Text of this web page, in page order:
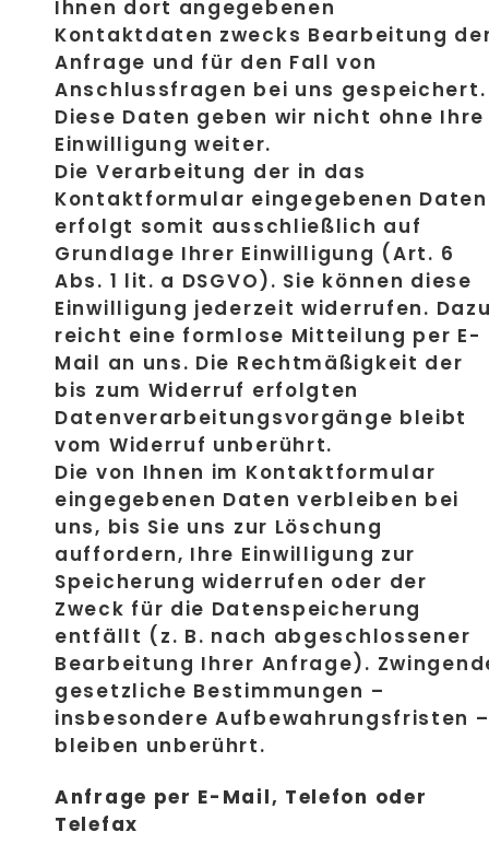
Ihnen dort angegebenen
Kontaktdaten zwecks Bearbeitung
Anfrage und für den Fall von
Anschlussfragen bei uns gespeichert.
Diese Daten geben wir nicht ohne Ihre
Einwilligung weiter.
Die Verarbeitung der in das
Kontaktformular eingegebenen Daten
erfolgt somit ausschließlich auf
Grundlage Ihrer Einwilligung (Art. 6
Abs. 1 lit. a DSGVO). Sie können diese
Einwilligung jederzeit widerrufen.
reicht eine formlose Mitteilung per E-
Mail an uns. Die Rechtmäßigkeit der
bis zum Widerruf erfolgten
Datenverarbeitungsvorgänge bleibt
vom Widerruf unberührt.
Die von Ihnen im Kontaktformular
eingegebenen Daten verbleiben bei
uns, bis Sie uns zur Löschung
auffordern, Ihre Einwilligung zur
Speicherung widerrufen oder der
Zweck für die Datenspeicherung
entfällt (z. B. nach abgeschlossener
Bearbeitung Ihrer Anfrage).
gesetzliche Bestimmungen –
insbesondere Aufbewahrungsfristen –
bleiben unberührt.
Anfrage per E-Mail, Telefon oder
Telefax